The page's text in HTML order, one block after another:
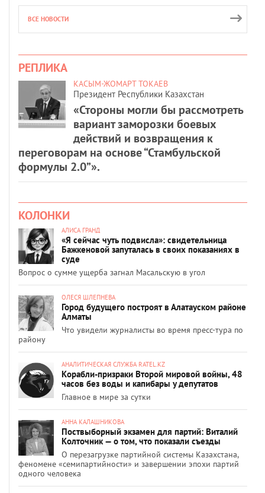
ВСЕ НОВОСТИ
РЕПЛИКА
КАСЫМ-ЖОМАРТ ТОКАЕВ
Президент Республики Казахстан
«Стороны могли бы рассмотреть
вариант заморозки боевых
действий и возвращения к
переговорам на основе “Стамбульской
формулы 2.0”».
КОЛОНКИ
АЛИСА ГРАНД
«Я сейчас чуть подвисла»: свидетельница
Бажкеновой запуталась в своих показаниях в
суде
Вопрос о сумме ущерба загнал Масальскую в угол
ОЛЕСЯ ШЛЕПНЕВА
Город будущего построят в Алатауском районе
Алматы
Что увидели журналисты во время пресс-тура по
району
АНАЛИТИЧЕСКАЯ СЛУЖБА RATEL.KZ
Корабли-призраки Второй мировой войны, 48
часов без воды и капибары у депутатов
Главное в мире за сутки
АННА КАЛАШНИКОВА
Поствыборный экзамен для партий: Виталий
Колточник — о том, что показали съезды
О перезагрузке партийной системы Казахстана,
феномене «семипартийности» и завершении эпохи партий
одного человека